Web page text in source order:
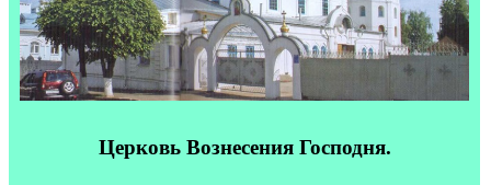
Церковь Вознесения Господня.